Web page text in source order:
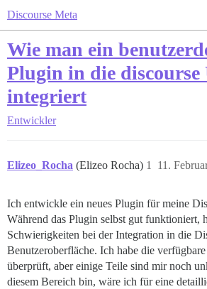
Discourse Meta
Wie man ein
Plugin in die discourse
integriert
Entwickler
Elizeo_Rocha (Elizeo Rocha) 11.
1
Ich entwickle ein neues Plugin für meine
Während das Plugin selbst gut funktioniert,
Schwierigkeiten bei der Integration in die
Benutzeroberfläche. Ich habe die verfügbare
überprüft, aber einige Teile sind mir noch
diesem Bereich bin, wäre ich für eine